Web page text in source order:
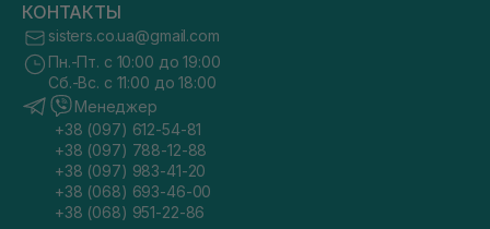
КОНТАКТЫ
sisters.co.ua@gmail.com
Пн.-Пт. с 10:00 до 19:00
Сб.-Вс. с 11:00 до 18:00
Менеджер
+38 (097) 612-54-81
+38 (097) 788-12-88
+38 (097) 983-41-20
+38 (068) 693-46-00
+38 (068) 951-22-86